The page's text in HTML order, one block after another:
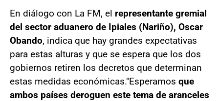
En diálogo con La FM, el representante gremial
del sector aduanero de Ipiales (Nariño), Oscar
Obando, indica que hay grandes expectativas
para estas alturas y que se espera que los dos
gobiernos retiren los decretos que determinan
estas medidas económicas."Esperamos que
ambos países deroguen este tema de aranceles